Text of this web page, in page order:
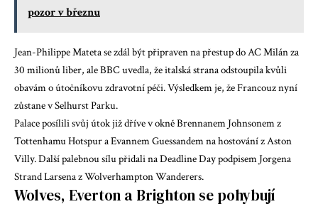
pozor v březnu
Jean-Philippe Mateta se zdál být připraven na přestup do AC Milán za
30 milionů liber, ale BBC uvedla, že italská strana odstoupila kvůli
obavám o útočníkovu zdravotní péči. Výsledkem je, že Francouz nyní
zůstane v Selhurst Parku.
Palace posílili svůj útok již dříve v okně Brennanem Johnsonem z
Tottenhamu Hotspur a Evannem Guessandem na hostování z Aston
Villy. Další palebnou sílu přidali na Deadline Day podpisem Jorgena
Strand Larsena z Wolverhampton Wanderers.
Wolves, Everton a Brighton se pohybují